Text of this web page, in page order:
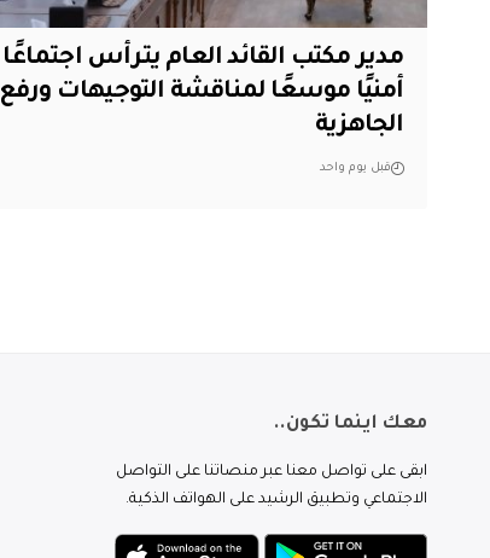
مدير مكتب القائد العام يترأس اجتماعًا
أمنيًا موسعًا لمناقشة التوجيهات ورفع
الجاهزية
قبل يوم واحد
معك اينما تكون..
ابقى على تواصل معنا عبر منصاتنا على التواصل
الاجتماعي وتطبيق الرشيد على الهواتف الذكية.